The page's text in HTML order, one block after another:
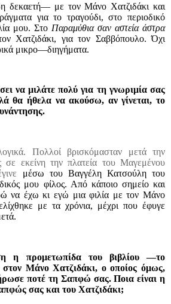
δεκαετή— με τον Μάνο Χατζιδάκι και
για το τραγούδι, στο περιοδικό
μου. Στο Παραμύθια σαν αστεία άστρα
Χατζιδάκι, για τον Σαββόπουλο. Όχι
μικρο—διηγήματα.
να μιλάτε πολύ για τη γνωριμία σας
θα ήθελα να ακούσω, αν γίνεται, το
Πολλοί βρισκόμασταν μετά την
σε εκείνη την πλατεία του Μαγεμένου
μέσω του Βαγγέλη Κατσούλη του
μου φίλος. Από κάποιο σημείο και
να έχω κι εγώ μια φιλία με τον Μάνο
με τα χρόνια, μέχρι που έφυγε
η προμετωπίδα του βιβλίου —το
στον Μάνο Χατζιδάκι, ο οποίος όμως,
ποτέ τη Σαπφώ σας. Ποια είναι η
σας και του Χατζιδάκι;